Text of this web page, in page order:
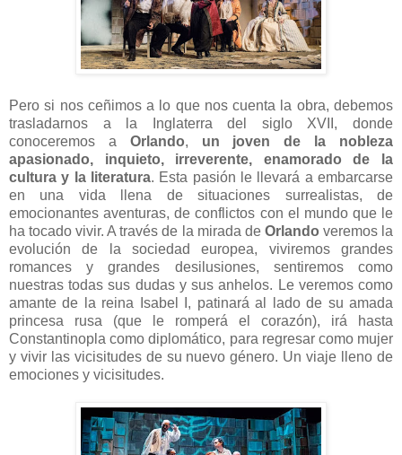
Pero si nos ceñimos a lo que nos cuenta la obra, debemos
trasladarnos a la Inglaterra del siglo XVII, donde
conoceremos a Orlando, un joven de la nobleza
apasionado, inquieto, irreverente, enamorado de la
cultura y la literatura. Esta pasión le llevará a embarcarse
en una vida llena de situaciones surrealistas, de
emocionantes aventuras, de conflictos con el mundo que le
ha tocado vivir. A través de la mirada de Orlando veremos la
evolución de la sociedad europea, viviremos grandes
romances y grandes desilusiones, sentiremos como
nuestras todas sus dudas y sus anhelos. Le veremos como
amante de la reina Isabel I, patinará al lado de su amada
princesa rusa (que le romperá el corazón), irá hasta
Constantinopla como diplomático, para regresar como mujer
y vivir las vicisitudes de su nuevo género. Un viaje lleno de
emociones y vicisitudes.